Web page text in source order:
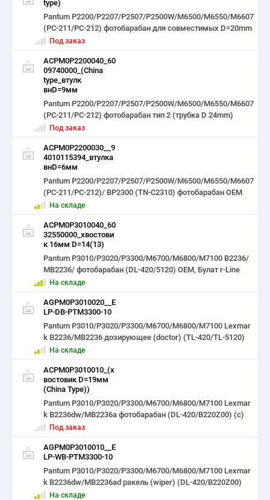
type)
Pantum P2200/P2207/P2507/P2500W/M6500/M6550/M6607
(PC-211/PC-212) фотобарабан для совместимых D=20mm
Под заказ
ACPM0P2200040_60
09740000_(China
type_втулк
внD=9мм
Pantum P2200/P2207/P2507/P2500W/M6500/M6550/M6607
(PC-211/PC-212) фотобарабан тип 2 (трубка D 24mm)
Под заказ
ACPM0P2200030__9
4010115394_втулка
внD=6мм
Pantum P2200/P2207/P2507/P2500W/M6500/M6550/M6607
(PC-211/PC-212)/ BP2300 (TN-C2310) фотобарабан OEM
На складе
ACPM0P3010040_60
32550000_хвостови
к 16мм D=14(13)
Pantum P3010/P3020/P3300/M6700/M6800/M7100 B2236/
MB2236/ фотобарабан (DL-420/5120) OEM, Булат r-Line
На складе
AGPM0P3010020__E
LP-DB-PTM3300-10
Pantum P3010/P3020/P3300/M6700/M6800/M7100 Lexmar
k B2236/MB2236 дозирующее (doctor) (TL-420/TL-5120)
На складе
ACPM0P3010010_(х
востовик D=19мм
(China Type))
Pantum P3010/P3020/P3300/M6700/M6800/M7100 Lexmar
k B2236dw/MB2236a фотобарабан (DL-420/B220Z00) (c)
Под заказ
AGPM0P3010010__E
LP-WB-PTM3300-10
Pantum P3010/P3020/P3300/M6700/M6800/M7100 Lexmar
k B2236dw/MB2236ad ракель (wiper) (DL-420/B220Z00)
На складе